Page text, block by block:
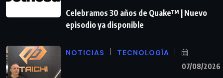
Celebramos 30 años de Quake™ | Nuevo
episodio ya disponible
NOTICIAS TECNOLOGÍA
07/08/2026